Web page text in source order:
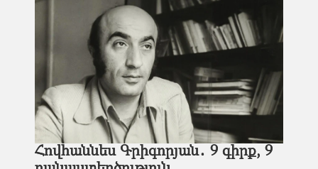
Հովհաննես Գրիգորյան․ 9 գիրք, 9